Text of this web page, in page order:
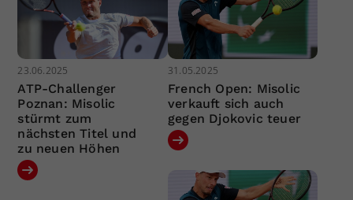
23.06.2025
ATP-Challenger
Poznan: Misolic
stürmt zum
nächsten Titel und
zu neuen Höhen
31.05.2025
French Open: Misolic
verkauft sich auch
gegen Djokovic teuer